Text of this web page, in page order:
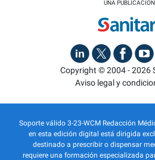
UNA
Copyright © 2004 - 2026
Aviso legal y
Soporte válido 3-23-WCM Redacción
en esta edición digital está dirigida
destinado a prescribir o dispensar
requiere una formación especializada